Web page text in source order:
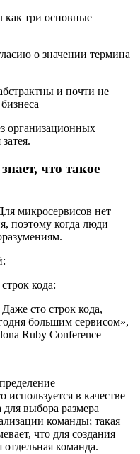
как три основные
о значении термина
и почти не
организационных
что такое
микросервисов нет
поэтому когда люди
кода:
сто строк кода,
большим сервисом»,
Ruby Conference
используется в качестве
выбора размера
команды; такая
что для создания
отдельная команда.